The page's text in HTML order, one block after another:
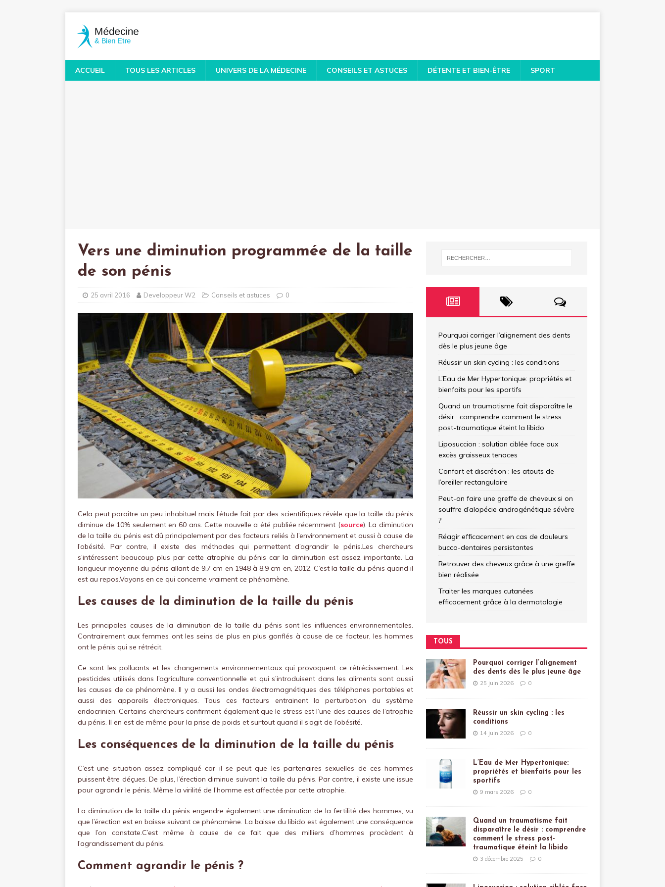
ACCUEIL TOUS LES ARTICLES UNIVERS DE LA MÉDECINE CONSEILS ET ASTUCES DÉTENTE ET BIEN-ÊTRE SPORT
Vers une diminution programmée de la taille
de son pénis
25 avril 2016 Developpeur W2 Conseils et astuces 0
Cela peut paraitre un peu inhabituel mais l’étude fait par des scientifiques révèle que la taille du pénis
diminue de 10% seulement en 60 ans. Cette nouvelle a été publiée récemment (source). La diminution
de la taille du pénis est dû principalement par des facteurs reliés à l’environnement et aussi à cause de
l’obésité. Par contre, il existe des méthodes qui permettent d’agrandir le pénis.Les chercheurs
s’intéressent beaucoup plus par cette atrophie du pénis car la diminution est assez importante. La
longueur moyenne du pénis allant de 9.7 cm en 1948 à 8.9 cm en, 2012. C’est la taille du pénis quand il
est au repos.Voyons en ce qui concerne vraiment ce phénomène.
Les causes de la diminution de la taille du pénis
Les principales causes de la diminution de la taille du pénis sont les influences environnementales.
Contrairement aux femmes ont les seins de plus en plus gonflés à cause de ce facteur, les hommes
ont le pénis qui se rétrécit.
Ce sont les polluants et les changements environnementaux qui provoquent ce rétrécissement. Les
pesticides utilisés dans l’agriculture conventionnelle et qui s’introduisent dans les aliments sont aussi
les causes de ce phénomène. Il y a aussi les ondes électromagnétiques des téléphones portables et
aussi des appareils électroniques. Tous ces facteurs entrainent la perturbation du système
endocrinien. Certains chercheurs confirment également que le stress est l’une des causes de l’atrophie
du pénis. Il en est de même pour la prise de poids et surtout quand il s’agit de l’obésité.
Les conséquences de la diminution de la taille du pénis
C’est une situation assez compliqué car il se peut que les partenaires sexuelles de ces hommes
puissent être déçues. De plus, l’érection diminue suivant la taille du pénis. Par contre, il existe une issue
pour agrandir le pénis. Même la virilité de l’homme est affectée par cette atrophie.
La diminution de la taille du pénis engendre également une diminution de la fertilité des hommes, vu
que l’érection est en baisse suivant ce phénomène. La baisse du libido est également une conséquence
que l’on constate.C’est même à cause de ce fait que des milliers d’hommes procèdent à
l’agrandissement du pénis.
Comment agrandir le pénis ?
Pourquoi corriger l’alignement des dents
dès le plus jeune âge
Réussir un skin cycling : les conditions
L’Eau de Mer Hypertonique: propriétés et
bienfaits pour les sportifs
Quand un traumatisme fait disparaître le
désir : comprendre comment le stress
post-traumatique éteint la libido
Liposuccion : solution ciblée face aux
excès graisseux tenaces
Confort et discrétion : les atouts de
l’oreiller rectangulaire
Peut-on faire une greffe de cheveux si on
souffre d’alopécie androgénétique sévère
?
Réagir efficacement en cas de douleurs
bucco-dentaires persistantes
Retrouver des cheveux grâce à une greffe
bien réalisée
Traiter les marques cutanées
efficacement grâce à la dermatologie
TOUS
Pourquoi corriger l’alignement
des dents dès le plus jeune âge
25 juin 2026 0
Réussir un skin cycling : les
conditions
14 juin 2026 0
L’Eau de Mer Hypertonique:
propriétés et bienfaits pour les
sportifs
9 mars 2026 0
Quand un traumatisme fait
disparaître le désir : comprendre
comment le stress post-
traumatique éteint la libido
3 décembre 2025 0